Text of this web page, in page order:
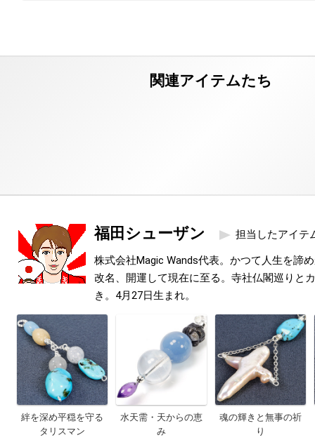
福田シューザン 担当したアイテ
株式会社Magic Wands代表。かつて人生を諦
改名、開運して現在に至る。寺社仏閣巡りと
き。4月27日生まれ。
絆を深め平穏を守る
タリスマン
水天需・天からの恵
み
魂の輝きと無事の祈
り